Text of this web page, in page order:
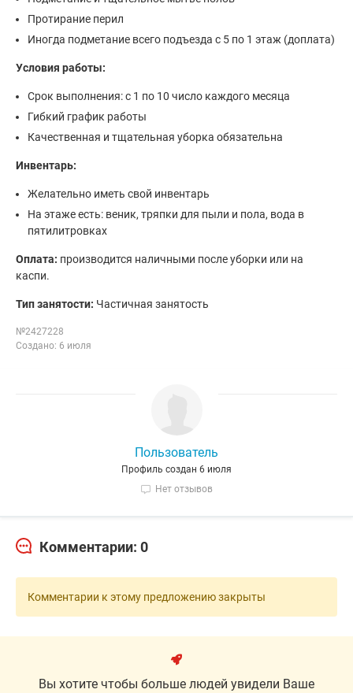
Протирание перил
Иногда подметание всего подъезда с 5 по 1 этаж (доплата)
Условия работы:
Срок выполнения: с 1 по 10 число каждого месяца
Гибкий график работы
Качественная и тщательная уборка обязательна
Инвентарь:
Желательно иметь свой инвентарь
На этаже есть: веник, тряпки для пыли и пола, вода в
пятилитровках
Оплата: производится наличными после уборки или на
каспи.
Тип занятости: Частичная занятость
№2427228
Создано: 6 июля
Пользователь
Профиль создан 6 июля
Нет отзывов
Комментарии: 0
Комментарии к этому предложению закрыты
Вы хотите чтобы больше людей увидели Ваше